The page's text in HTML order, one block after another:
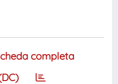
completa